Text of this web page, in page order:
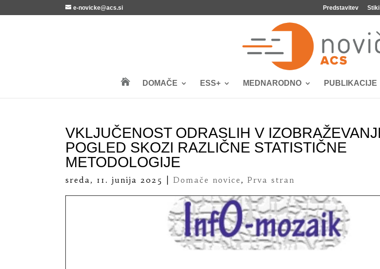
e-novicke@acs.si Predstavitev Stiki
 DOMAČE ESS+ MEDNARODNO PUBLIKACIJE
VKLJUČENOST ODRASLIH V
POGLED SKOZI RAZLIČNE STATISTIČNE
METODOLOGIJE
sreda, 11. junija 2025 |Domače novice ,Prva stran